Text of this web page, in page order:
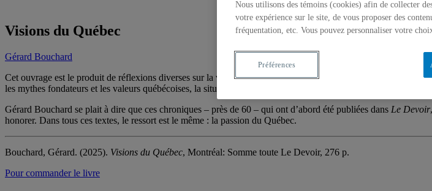
Visions du Québec
Gérard Bouchard
Cet ouvrage est le produit de réflexions diverses sur la vie collective des Québécois et Québécoises. On peut
les mythes fondateurs et les valeurs québécoises, la situation du français, les questions de diversité et
Gérard Bouchard se plait à dire que ces chroniques – près de 60 – qui ont d’abord été publiées dans Le Devoir
honorer. Dans tous ces textes, le ressort est le même : la passion du Québec.
Bouchard, Gérard. (2025). Visions du Québec, Montréal: Somme toute Le Devoir, 276 p.
Pour commander le livre
Nous utilisons des témoins (cookies) afin de collecter
votre expérience sur le site, de vous proposer des
fréquentation, etc. Vous pouvez personnaliser votre
Préférences